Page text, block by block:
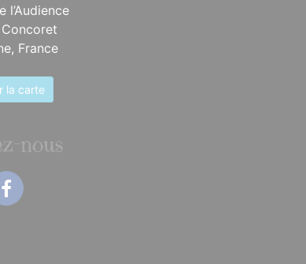
l’Audience
France
la carte
nous